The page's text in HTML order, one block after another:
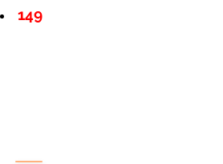
149